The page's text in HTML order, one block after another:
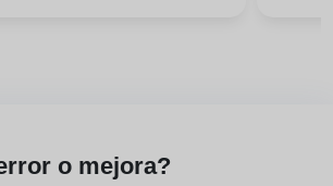
o mejora?